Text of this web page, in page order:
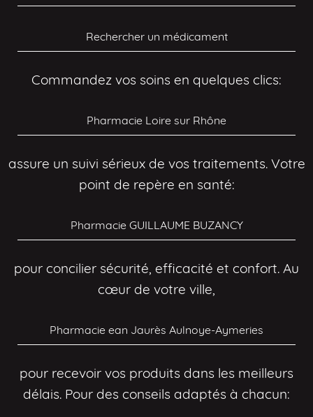
Rechercher un médicament
Commandez vos soins en quelques clics:
Pharmacie Loire sur Rhône
assure un suivi sérieux de vos traitements. Votre
point de repère en santé:
Pharmacie GUILLAUME BUZANCY
pour concilier sécurité, efficacité et confort. Au
cœur de votre ville,
Pharmacie ean Jaurès Aulnoye-Aymeries
pour recevoir vos produits dans les meilleurs
délais. Pour des conseils adaptés à chacun: